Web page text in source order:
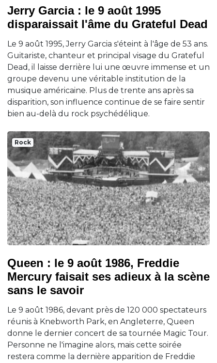
Jerry Garcia : le 9 août 1995
disparaissait l'âme du Grateful Dead
Le 9 août 1995, Jerry Garcia s'éteint à l'âge de 53 ans.
Guitariste, chanteur et principal visage du Grateful
Dead, il laisse derrière lui une œuvre immense et un
groupe devenu une véritable institution de la
musique américaine. Plus de trente ans après sa
disparition, son influence continue de se faire sentir
bien au-delà du rock psychédélique.
Rock
Queen : le 9 août 1986, Freddie
Mercury faisait ses adieux à la scène
sans le savoir
Le 9 août 1986, devant près de 120 000 spectateurs
réunis à Knebworth Park, en Angleterre, Queen
donne le dernier concert de sa tournée Magic Tour.
Personne ne l'imagine alors, mais cette soirée
restera comme la dernière apparition de Freddie